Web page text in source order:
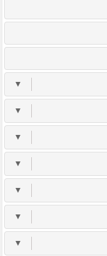
▼
▼
▼
▼
▼
▼
▼